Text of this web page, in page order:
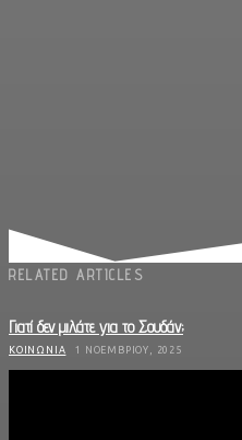
RELATED ARTICLES
Γιατί δεν μιλάτε για το Σουδάν;
ΚΟΙΝΩΝΊΑ 1 ΝΟΕΜΒΡΊΟΥ, 2025